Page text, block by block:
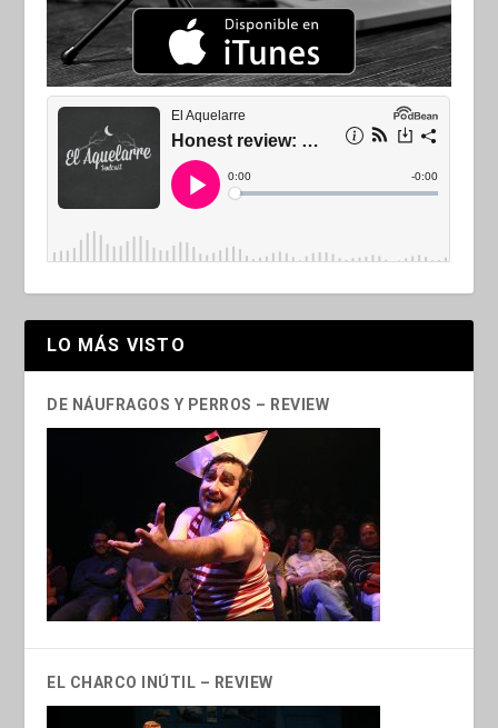
LO MÁS VISTO
DE NÁUFRAGOS Y PERROS – REVIEW
EL CHARCO INÚTIL – REVIEW